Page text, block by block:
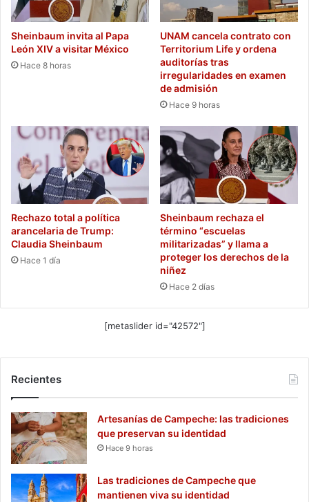
Sheinbaum invita al Papa
León XIV a visitar México
Hace 8 horas
UNAM cancela contrato con
Territorium Life y ordena
auditorías tras
irregularidades en examen
de admisión
Hace 9 horas
Rechazo total a política
arancelaria de Trump:
Claudia Sheinbaum
Hace 1 día
Sheinbaum rechaza el
término “escuelas
militarizadas” y llama a
proteger los derechos de la
niñez
Hace 2 días
[metaslider id="42572"]
Recientes
Artesanías de Campeche: las tradiciones
que preservan su identidad
Hace 9 horas
Las tradiciones de Campeche que
mantienen viva su identidad